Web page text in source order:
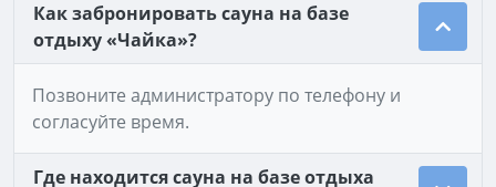
Как забронировать сауна на базе
отдыху «Чайка»?
Позвоните администратору по телефону и
согласуйте время.
Где находится сауна на базе отдыха